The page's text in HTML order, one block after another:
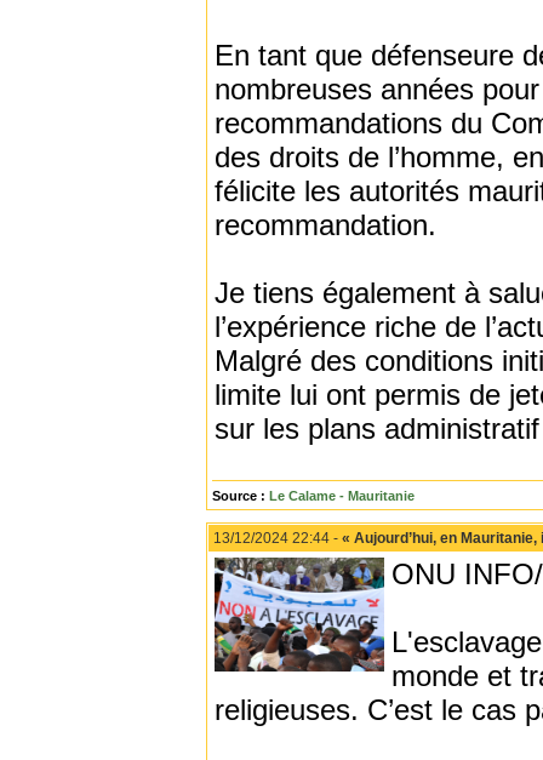
En tant que défenseure
nombreuses années
recommandations du
des droits de l’homme,
félicite les autorités
recommandation.
Je tiens également à
l’expérience riche de
Malgré des conditions
limite lui ont permis de
sur les plans
Source : Le Calame - Mauritanie
13/12/2024 22:44 - « Aujourd’hui, en
ONU
monde et
religieuses. C’est le cas